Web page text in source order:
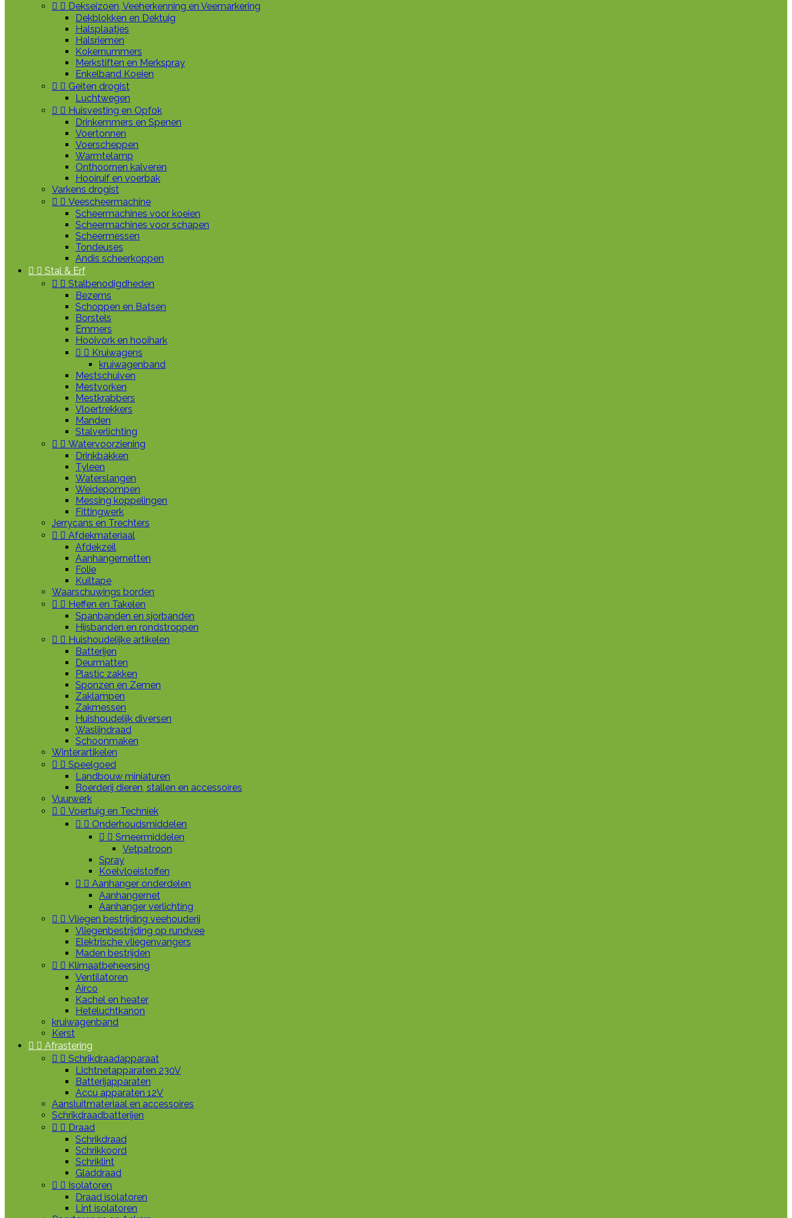
  Dekseizoen, Veeherkenning en Veemarkering
Dekblokken en Dektuig
Halsplaatjes
Halsriemen
Kokernummers
Merkstiften en Merkspray
Enkelband Koeien
  Geiten drogist
Luchtwegen
  Huisvesting en Opfok
Drinkemmers en Spenen
Voertonnen
Voerscheppen
Warmtelamp
Onthoornen kalveren
Hooiruif en voerbak
Varkens drogist
  Veescheermachine
Scheermachines voor koeien
Scheermachines voor schapen
Scheermessen
Tondeuses
Andis scheerkoppen
  Stal & Erf
  Stalbenodigdheden
Bezems
Schoppen en Batsen
Borstels
Emmers
Hooivork en hooihark
  Kruiwagens
kruiwagenband
Mestschuiven
Mestvorken
Mestkrabbers
Vloertrekkers
Manden
Stalverlichting
  Watervoorziening
Drinkbakken
Tyleen
Waterslangen
Weidepompen
Messing koppelingen
Fittingwerk
Jerrycans en Trechters
  Afdekmateriaal
Afdekzeil
Aanhangernetten
Folie
Kuiltape
Waarschuwings borden
  Heffen en Takelen
Spanbanden en sjorbanden
Hijsbanden en rondstroppen
  Huishoudelijke artikelen
Batterijen
Deurmatten
Plastic zakken
Sponzen en Zemen
Zaklampen
Zakmessen
Huishoudelijk diversen
Waslijndraad
Schoonmaken
Winterartikelen
  Speelgoed
Landbouw miniaturen
Boerderij dieren, stallen en accessoires
Vuurwerk
  Voertuig en Techniek
  Onderhoudsmiddelen
  Smeermiddelen
Vetpatroon
Spray
Koelvloeistoffen
  Aanhanger onderdelen
Aanhangernet
Aanhanger verlichting
  Vliegen bestrijding veehouderij
Vliegenbestrijding op rundvee
Elektrische vliegenvangers
Maden bestrijden
  Klimaatbeheersing
Ventilatoren
Airco
Kachel en heater
Heteluchtkanon
kruiwagenband
Kerst
  Afrastering
  Schrikdraadapparaat
Lichtnetapparaten 230V
Batterijapparaten
Accu apparaten 12V
Aansluitmateriaal en accessoires
Schrikdraadbatterijen
  Draad
Schrikdraad
Schrikkoord
Schriklint
Gladdraad
  Isolatoren
Draad isolatoren
Lint isolatoren